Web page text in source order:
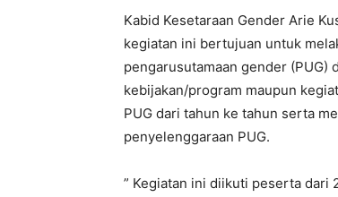
Kabid Kesetaraan Gender Arie
kegiatan ini bertujuan untuk
pengarusutamaan gender (PUG)
kebijakan/program maupun
PUG dari tahun ke tahun serta
penyelenggaraan PUG.
” Kegiatan ini diikuti peserta dari